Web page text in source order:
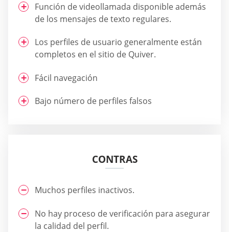
Función de videollamada disponible además
de los mensajes de texto regulares.
Los perfiles de usuario generalmente están
completos en el sitio de Quiver.
Fácil navegación
Bajo número de perfiles falsos
CONTRAS
Muchos perfiles inactivos.
No hay proceso de verificación para asegurar
la calidad del perfil.